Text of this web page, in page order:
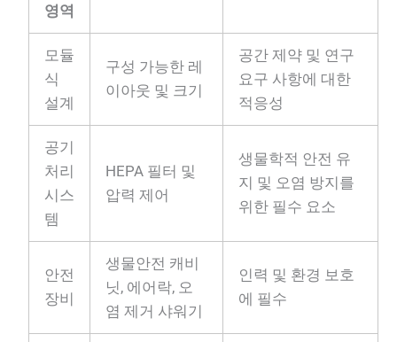
영역
모듈
식
설계
구성 가능한 레
이아웃 및 크기
공간 제약 및 연구
요구 사항에 대한
적응성
공기
처리
시스
템
HEPA 필터 및
압력 제어
생물학적 안전 유
지 및 오염 방지를
위한 필수 요소
안전
장비
생물안전 캐비
닛, 에어락, 오
염 제거 샤워기
인력 및 환경 보호
에 필수